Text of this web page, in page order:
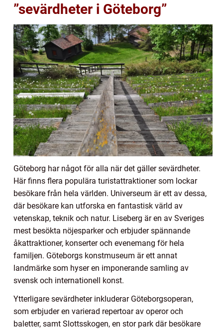
”sevärdheter i Göteborg”
Göteborg har något för alla när det gäller sevärdheter.
Här finns flera populära turistattraktioner som lockar
besökare från hela världen. Universeum är ett av dessa,
där besökare kan utforska en fantastisk värld av
vetenskap, teknik och natur. Liseberg är en av Sveriges
mest besökta nöjesparker och erbjuder spännande
åkattraktioner, konserter och evenemang för hela
familjen. Göteborgs konstmuseum är ett annat
landmärke som hyser en imponerande samling av
svensk och internationell konst.
Ytterligare sevärdheter inkluderar Göteborgsoperan,
som erbjuder en varierad repertoar av operor och
baletter, samt Slottsskogen, en stor park där besökare